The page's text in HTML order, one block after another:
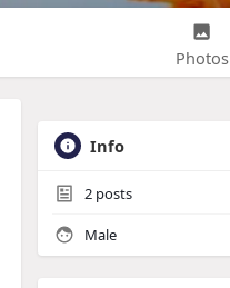
Photos
Info
2 posts
Male